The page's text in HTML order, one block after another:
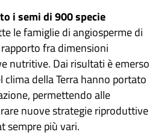
i semi di 900 specie
le famiglie di angiosperme di
fra dimensioni
nutritive. Dai risultati è emerso
clima della Terra hanno portato
permettendo alle
nuove strategie riproduttive
sempre più vari.